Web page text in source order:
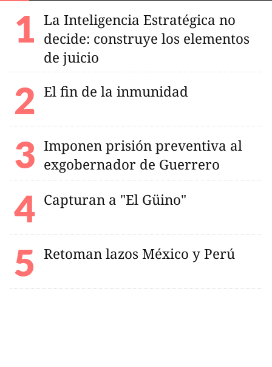
La Inteligencia Estratégica no
decide: construye los elementos
de juicio
El fin de la inmunidad
Imponen prisión preventiva al
exgobernador de Guerrero
Capturan a "El Güino"
Retoman lazos México y Perú